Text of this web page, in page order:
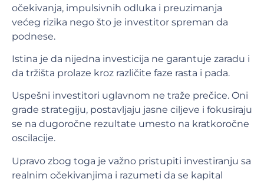
očekivanja, impulsivnih odluka i preuzimanja
većeg rizika nego što je investitor spreman da
podnese.
Istina je da nijedna investicija ne garantuje zaradu i
da tržišta prolaze kroz različite faze rasta i pada.
Uspešni investitori uglavnom ne traže prečice. Oni
grade strategiju, postavljaju jasne ciljeve i fokusiraju
se na dugoročne rezultate umesto na kratkoročne
oscilacije.
Upravo zbog toga je važno pristupiti investiranju sa
realnim očekivanjima i razumeti da se kapital